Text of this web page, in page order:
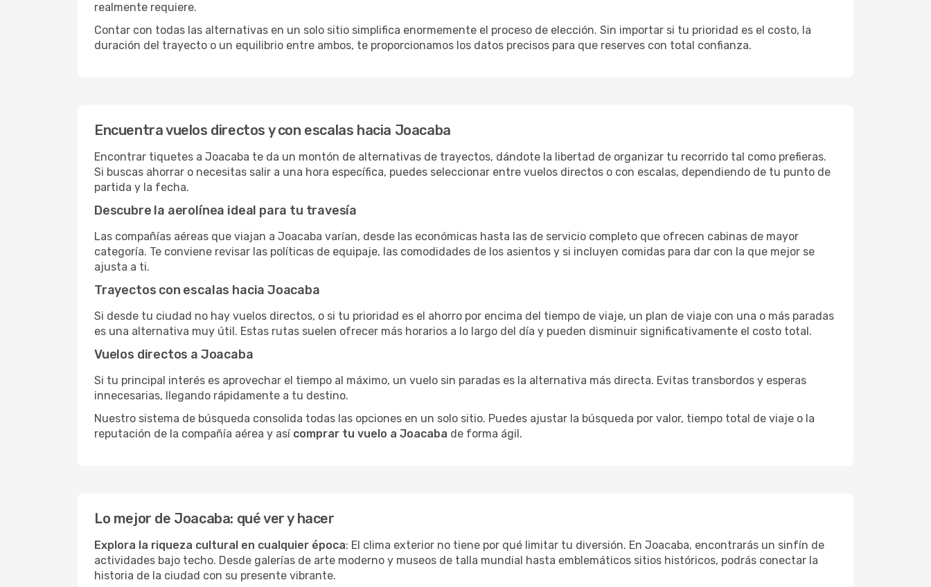
realmente requiere.
Contar con todas las alternativas en un solo sitio simplifica enormemente el proceso de elección. Sin importar si tu prioridad es el costo, la
duración del trayecto o un equilibrio entre ambos, te proporcionamos los datos precisos para que reserves con total confianza.
Encuentra vuelos directos y con escalas hacia Joacaba
Encontrar tiquetes a Joacaba te da un montón de alternativas de trayectos, dándote la libertad de organizar tu recorrido tal como prefieras.
Si buscas ahorrar o necesitas salir a una hora específica, puedes seleccionar entre vuelos directos o con escalas, dependiendo de tu punto de
partida y la fecha.
Descubre la aerolínea ideal para tu travesía
Las compañías aéreas que viajan a Joacaba varían, desde las económicas hasta las de servicio completo que ofrecen cabinas de mayor
categoría. Te conviene revisar las políticas de equipaje, las comodidades de los asientos y si incluyen comidas para dar con la que mejor se
ajusta a ti.
Trayectos con escalas hacia Joacaba
Si desde tu ciudad no hay vuelos directos, o si tu prioridad es el ahorro por encima del tiempo de viaje, un plan de viaje con una o más paradas
es una alternativa muy útil. Estas rutas suelen ofrecer más horarios a lo largo del día y pueden disminuir significativamente el costo total.
Vuelos directos a Joacaba
Si tu principal interés es aprovechar el tiempo al máximo, un vuelo sin paradas es la alternativa más directa. Evitas transbordos y esperas
innecesarias, llegando rápidamente a tu destino.
Nuestro sistema de búsqueda consolida todas las opciones en un solo sitio. Puedes ajustar la búsqueda por valor, tiempo total de viaje o la
reputación de la compañía aérea y así comprar tu vuelo a Joacaba de forma ágil.
Lo mejor de Joacaba: qué ver y hacer
Explora la riqueza cultural en cualquier época: El clima exterior no tiene por qué limitar tu diversión. En Joacaba, encontrarás un sinfín de
actividades bajo techo. Desde galerías de arte moderno y museos de talla mundial hasta emblemáticos sitios históricos, podrás conectar la
historia de la ciudad con su presente vibrante.